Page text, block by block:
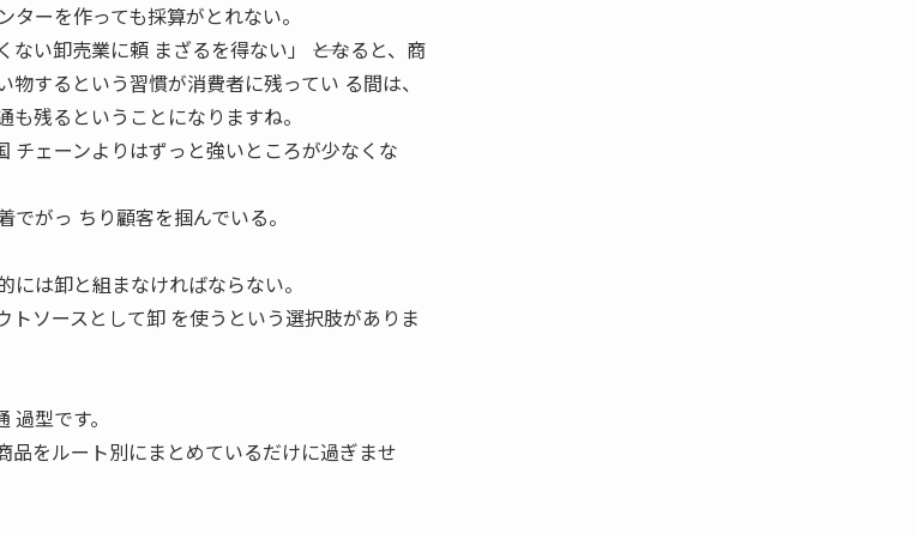
ーを作っても採算がとれない。
い卸売業に頼 まざるを得ない」 ――となると、商
するという習慣が消費者に残ってい る間は、
残るということになりますね。
チェーンよりはずっと強いところが少なくな
がっ ちり顧客を掴んでいる。
は卸と組まなければならない。
ソースとして卸 を使うという選択肢がありま
型です。
品をルート別にまとめているだけに過ぎませ